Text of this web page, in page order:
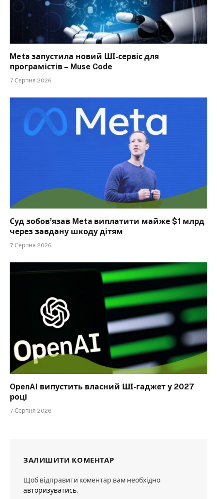
Meta запустила новий ШІ-сервіс для
програмістів – Muse Code
7 Серпня 2026
Суд зобов’язав Meta виплатити майже $1 млрд
через завдану шкоду дітям
7 Серпня 2026
OpenAI випустить власний ШІ-гаджет у 2027
році
7 Серпня 2026
ЗАЛИШИТИ КОМЕНТАР
Щоб відправити коментар вам необхідно
авторизуватись.